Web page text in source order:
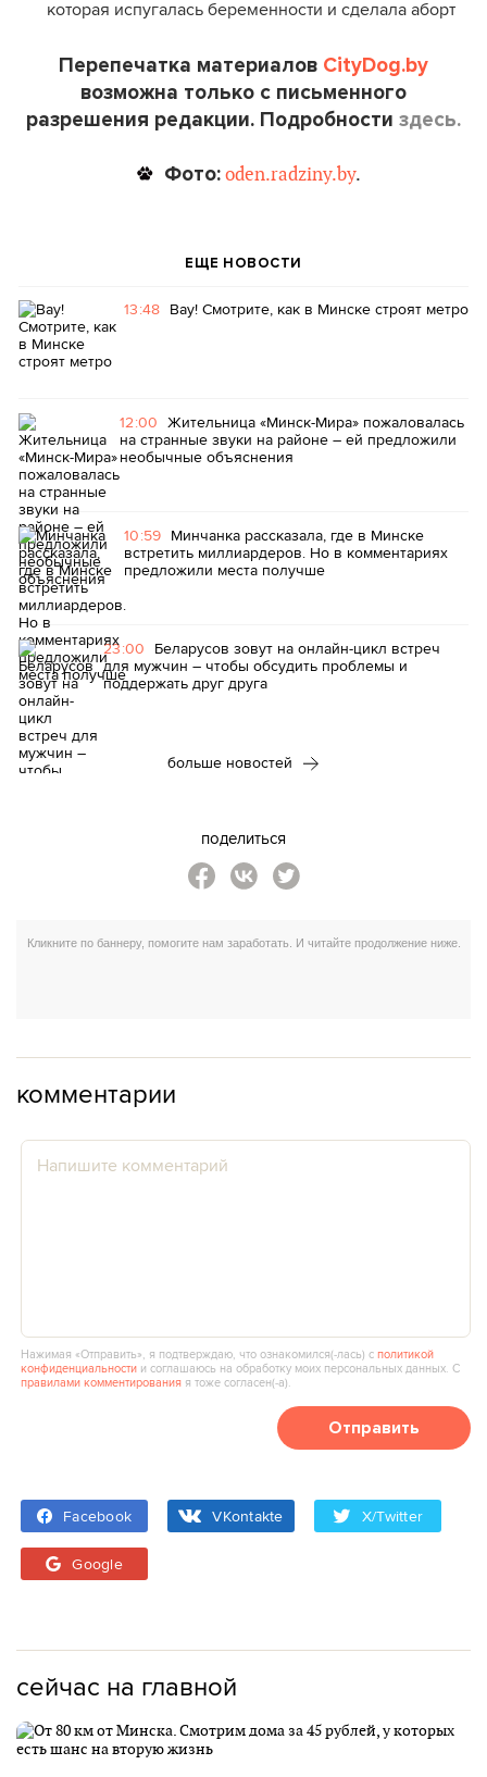
которая испугалась беременности и сделала аборт
Перепечатка материалов CityDog.by
возможна только с письменного
разрешения редакции. Подробности здесь.
Фото: oden.radziny.by.
ЕЩЕ НОВОСТИ
13:48 Вау! Смотрите, как в Минске строят метро
12:00 Жительница «Минск-Мира» пожаловалась
на странные звуки на районе – ей предложили
необычные объяснения
10:59 Минчанка рассказала, где в Минске
встретить миллиардеров. Но в комментариях
предложили места получше
23:00 Беларусов зовут на онлайн-цикл встреч
для мужчин – чтобы обсудить проблемы и
поддержать друг друга
больше новостей
поделиться
комментарии
Нажимая «Отправить», я подтверждаю, что ознакомился(‑лась) сполитикой
конфиденциальности и соглашаюсь на обработку моих персональных данных. С
правилами комментирования я тоже согласен(‑а).
Отправить
Facebook VKontakte X/Twitter
Google
сейчас на главной